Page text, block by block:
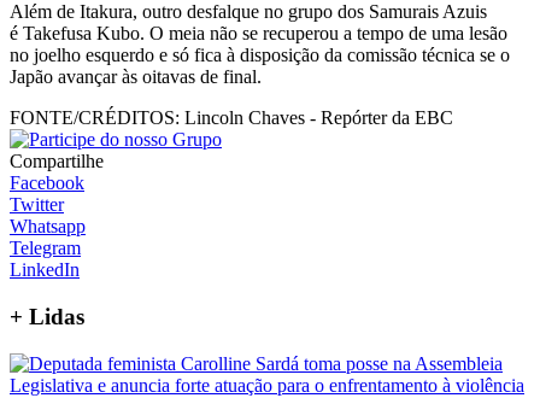
Além de Itakura, outro desfalque no grupo dos Samurais Azuis
é Takefusa Kubo. O meia não se recuperou a tempo de uma lesão
no joelho esquerdo e só fica à disposição da comissão técnica se o
Japão avançar às oitavas de final.
FONTE/CRÉDITOS: Lincoln Chaves - Repórter da EBC
Compartilhe
Facebook
Twitter
Whatsapp
Telegram
LinkedIn
+ Lidas